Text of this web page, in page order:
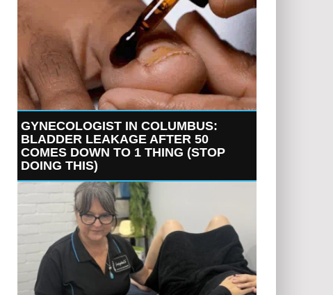
GYNECOLOGIST IN COLUMBUS:
BLADDER LEAKAGE AFTER 50
COMES DOWN TO 1 THING (STOP
DOING THIS)